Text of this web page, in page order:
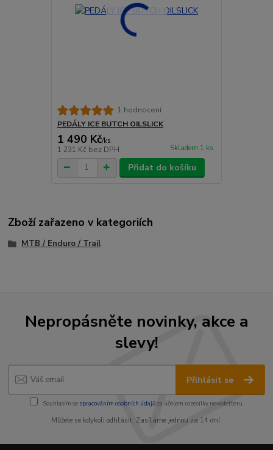
1 hodnocení
PEDÁLY ICE BUTCH OILSLICK
1 490 Kč/ks
1 231 Kč bez DPH Skladem 1 ks
Přidat do košíku
Zboží zařazeno v kategoriích
MTB / Enduro / Trail
Nepropásněte novinky, akce a
slevy!
Přihlásit se
Souhlasím se zpracováním osobních údajůza účelem rozesílky newsletteru.
Můžete se kdykoli odhlásit. Zasíláme jednou za 14 dní.